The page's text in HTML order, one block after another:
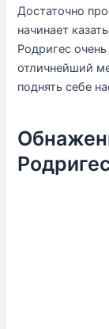
Достаточно
начинает
Родригес
отличнейший
поднять себе